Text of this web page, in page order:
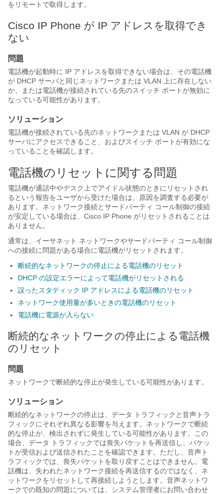
をリモートで取得します。
Cisco IP Phone が IP アドレスを取得でき
ない
問題
電話機が起動時に IP アドレスを取得できない場合は、その電話機
が DHCP サーバと同じネットワークまたは VLAN 上に存在しない
か、または電話機が接続されている先のスイッチ ポートが無効に
なっている可能性があります。
ソリューション
電話機が接続されている先のネットワークまたは VLAN が DHCP
サーバにアクセスできること、およびスイッチ ポートが有効にな
っていることを確認します。
電話機のリセットに関する問題
電話機が通話中やデスク上でアイドル状態のときにリセットされ
るという報告をユーザから受けた場合は、原因を調査する必要が
あります。ネットワーク接続とサードパーティ コール制御の接続
が安定している場合は、Cisco IP Phone がリセットされることは
ありません。
通常は、イーサネット ネットワークやサードパーティ コール制御
への接続に問題がある場合に電話機がリセットされます。
断続的なネットワークの停止による電話機のリセット
DHCP の設定エラーによって電話機がリセットされる
誤ったスタティック IP アドレスによる電話機のリセット
ネットワーク使用量が多いときの電話機のリセット
電話機に電源が入らない
断続的なネットワークの停止による電話機
のリセット
問題
ネットワークで断続的な停止が発生している可能性があります。
ソリューション
断続的なネットワークの停止は、データ トラフィックと音声トラ
フィックにそれぞれ異なる影響を与えます。ネットワークで断続
的な停止が、検出されずに発生している可能性があります。この
場合、データ トラフィックでは喪失パケットを再送信し、パケッ
トが受信および送信されたことを確認できます。ただし、音声ト
ラフィックでは、喪失パケットを取り戻すことはできません。電
話機は、失われたネットワーク接続を再送信するのではなく、ネ
ットワークをリセットして再接続しようとします。音声ネットワ
ークでの既知の問題については、システム管理者にお問い合わせ